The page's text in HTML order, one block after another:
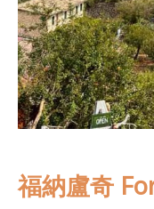
福納盧奇